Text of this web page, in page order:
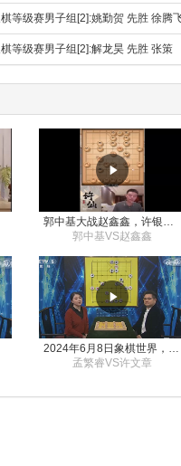
等级赛男子组[2]:姚勤贺 先胜 徐腾
等级赛男子组[2]:解龙昊 先胜 张策
郭中基VS赵鑫鑫
2024年6月8日象棋世界，刘君、蒋川讲解了第九届杨官璘杯全国象棋公开赛孟繁睿与许文章的对局
孟繁睿VS许文章